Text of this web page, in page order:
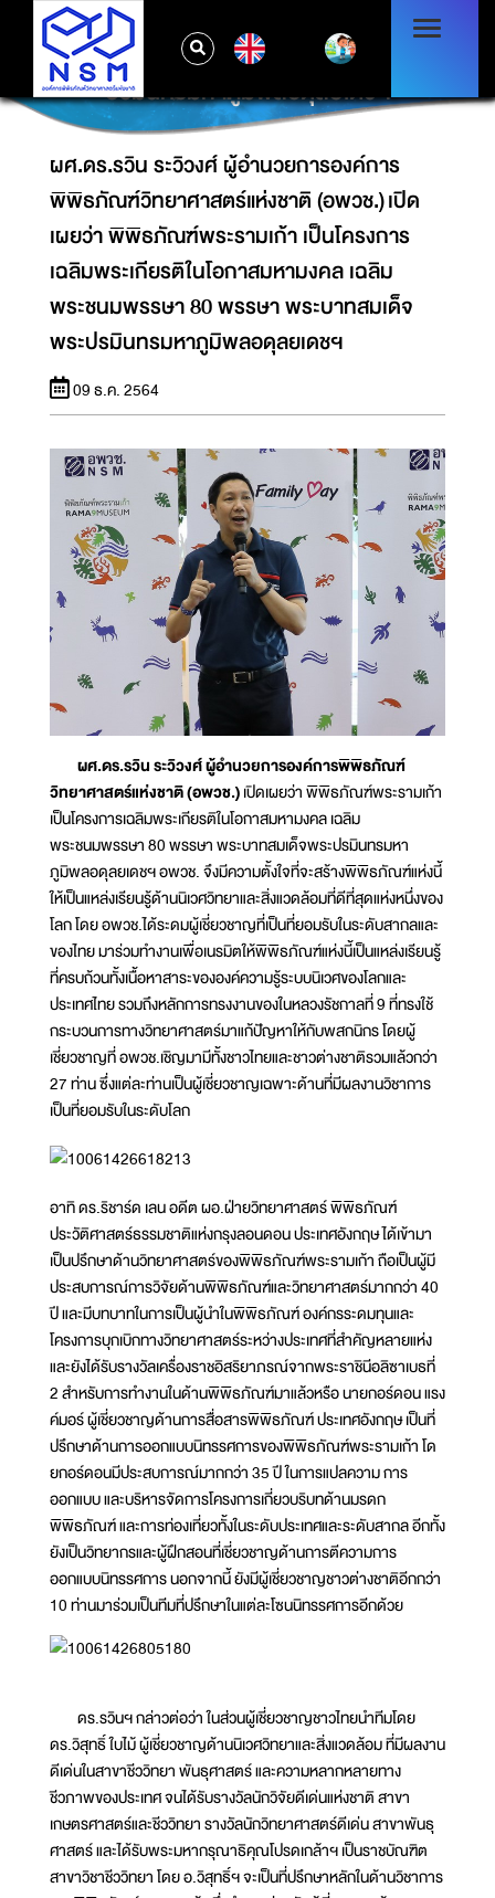
ว่า พิพิธภัณฑ์พระรามเก้า เป็นโครงการ
เฉลิมพระเกียรติในโอกาสมหามงคล เฉลิม
พระชนมพรรษา 80 พรรษา พระบาทสมเด็จพระ
ปรมินทรมหาภูมิพลอดุลยเดชฯ
ผศ.ดร.รวิน ระวิวงศ์ ผู้อำนวยการองค์การ
พิพิธภัณฑ์วิทยาศาสตร์แห่งชาติ (อพวช.) เปิด
เผยว่า พิพิธภัณฑ์พระรามเก้า เป็นโครงการ
เฉลิมพระเกียรติในโอกาสมหามงคล เฉลิม
พระชนมพรรษา 80 พรรษา พระบาทสมเด็จ
พระปรมินทรมหาภูมิพลอดุลยเดชฯ
09 ธ.ค. 2564
ผศ.ดร.รวิน ระวิวงศ์ ผู้อำนวยการองค์การพิพิธภัณฑ์
วิทยาศาสตร์แห่งชาติ (อพวช.)เปิดเผยว่า พิพิธภัณฑ์พระรามเก้า
เป็นโครงการเฉลิมพระเกียรติในโอกาสมหามงคล เฉลิม
พระชนมพรรษา 80 พรรษา พระบาทสมเด็จพระปรมินทรมหา
ภูมิพลอดุลยเดชฯ อพวช. จึงมีความตั้งใจที่จะสร้างพิพิธภัณฑ์แห่งนี้
ให้เป็นแหล่งเรียนรู้ด้านนิเวศวิทยาและสิ่งแวดล้อมที่ดีที่สุดแห่งหนึ่งของ
โลก โดย อพวช.ได้ระดมผู้เชี่ยวชาญที่เป็นที่ยอมรับในระดับสากลและ
ของไทย มาร่วมทำงานเพื่อเนรมิตให้พิพิธภัณฑ์แห่งนี้เป็นแหล่งเรียนรู้
ที่ครบถ้วนทั้งเนื้อหาสาระขององค์ความรู้ระบบนิเวศของโลกและ
ประเทศไทย รวมถึงหลักการทรงงานของในหลวงรัชกาลที่ 9 ที่ทรงใช้
กระบวนการทางวิทยาศาสตร์มาแก้ปัญหาให้กับพสกนิกร โดยผู้
เชี่ยวชาญที่ อพวช.เชิญมามีทั้งชาวไทยและชาวต่างชาติรวมแล้วกว่า
27 ท่าน ซึ่งแต่ละท่านเป็นผู้เชี่ยวชาญเฉพาะด้านที่มีผลงานวิชาการ
เป็นที่ยอมรับในระดับโลก
อาทิ ดร.ริชาร์ด เลน อดีต ผอ.ฝ่ายวิทยาศาสตร์ พิพิธภัณฑ์
ประวัติศาสตร์ธรรมชาติแห่งกรุงลอนดอน ประเทศอังกฤษ ได้เข้ามา
เป็นปรึกษาด้านวิทยาศาสตร์ของพิพิธภัณฑ์พระรามเก้า ถือเป็นผู้มี
ประสบการณ์การวิจัยด้านพิพิธภัณฑ์และวิทยาศาสตร์มากกว่า 40
ปี และมีบทบาทในการเป็นผู้นำในพิพิธภัณฑ์ องค์กรระดมทุนและ
โครงการบุกเบิกทางวิทยาศาสตร์ระหว่างประเทศที่สำคัญหลายแห่ง
และยังได้รับรางวัลเครื่องราชอิสริยาภรณ์จากพระราชินีอลิซาเบธที่
2 สำหรับการทำงานในด้านพิพิธภัณฑ์มาแล้วหรือ นายกอร์ดอน แรง
ค์มอร์ ผู้เชี่ยวชาญด้านการสื่อสารพิพิธภัณฑ์ ประเทศอังกฤษ เป็นที่
ปรึกษาด้านการออกแบบนิทรรศการของพิพิธภัณฑ์พระรามเก้า โด
ยกอร์ดอนมีประสบการณ์มากกว่า 35 ปี ในการแปลความ การ
ออกแบบ และบริหารจัดการโครงการเกี่ยวบริบทด้านมรดก
พิพิธภัณฑ์ และการท่องเที่ยวทั้งในระดับประเทศและระดับสากล อีกทั้ง
ยังเป็นวิทยากรและผู้ฝึกสอนที่เชี่ยวชาญด้านการตีความการ
ออกแบบนิทรรศการ นอกจากนี้ ยังมีผู้เชี่ยวชาญชาวต่างชาติอีกกว่า
10 ท่านมาร่วมเป็นทีมที่ปรึกษาในแต่ละโซนนิทรรศการอีกด้วย
ดร.รวินฯ กล่าวต่อว่า ในส่วนผู้เชี่ยวชาญชาวไทยนำทีมโดย
ดร.วิสุทธิ์ ใบไม้ ผู้เชี่ยวชาญด้านนิเวศวิทยาและสิ่งแวดล้อม ที่มีผลงาน
ดีเด่นในสาขาชีววิทยา พันธุศาสตร์ และความหลากหลายทาง
ชีวภาพของประเทศ จนได้รับรางวัลนักวิจัยดีเด่นแห่งชาติ สาขา
เกษตรศาสตร์และชีววิทยา รางวัลนักวิทยาศาสตร์ดีเด่น สาขาพันธุ
ศาสตร์ และได้รับพระมหากรุณาธิคุณโปรดเกล้าฯ เป็นราชบัณฑิต
สาขาวิชาชีววิทยา โดย อ.วิสุทธิ์ฯ จะเป็นที่ปรึกษาหลักในด้านวิชาการ